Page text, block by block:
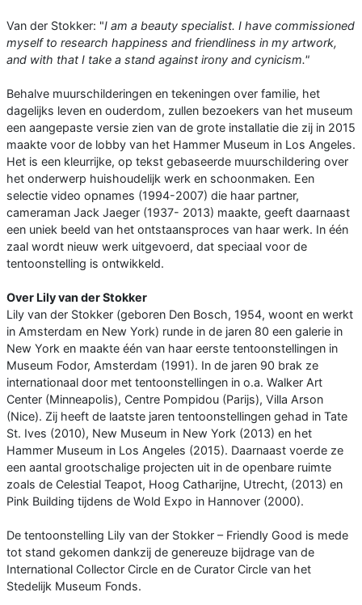
Van der Stokker: "I am a beauty specialist. I have commissioned
myself to research happiness and friendliness in my artwork,
and with that I take a stand against irony and cynicism."
Behalve muurschilderingen en tekeningen over familie, het
dagelijks leven en ouderdom, zullen bezoekers van het museum
een ​​aangepaste versie zien van de grote installatie die zij in 2015
maakte voor de lobby van het Hammer Museum in Los Angeles.
Het is een kleurrijke, op tekst gebaseerde muurschildering over
het onderwerp huishoudelijk werk en schoonmaken. Een
selectie video opnames (1994-2007) die haar partner,
cameraman Jack Jaeger (1937- 2013) maakte, geeft daarnaast
een uniek beeld van het ontstaansproces van haar werk. In één
zaal wordt nieuw werk uitgevoerd, dat speciaal voor de
tentoonstelling is ontwikkeld.
Over Lily van der Stokker
Lily van der Stokker (geboren Den Bosch, 1954, woont en werkt
in Amsterdam en New York) runde in de jaren 80 een galerie in
New York en maakte één van haar eerste tentoonstellingen in
Museum Fodor, Amsterdam (1991). In de jaren 90 brak ze
internationaal door met tentoonstellingen in o.a. Walker Art
Center (Minneapolis), Centre Pompidou (Parijs), Villa Arson
(Nice). Zij heeft de laatste jaren tentoonstellingen gehad in Tate
St. Ives (2010), New Museum in New York (2013) en het
Hammer Museum in Los Angeles (2015). Daarnaast voerde ze
een aantal grootschalige projecten uit in de openbare ruimte
zoals de Celestial Teapot, Hoog Catharijne, Utrecht, (2013) en
Pink Building tijdens de Wold Expo in Hannover (2000).
De tentoonstelling Lily van der Stokker – Friendly Good is mede
tot stand gekomen dankzij de genereuze bijdrage van de
International Collector Circle en de Curator Circle van het
Stedelijk Museum Fonds.